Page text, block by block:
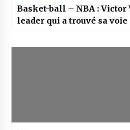
Basket-ball – NBA : Victor
leader qui a trouvé sa voie